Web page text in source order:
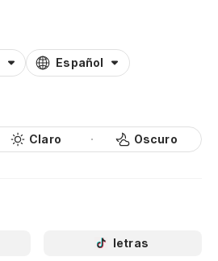
Español
Claro Oscuro
letras